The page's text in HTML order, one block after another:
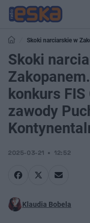
Skoki narciarskie w
nami zawody Pucharu
Skoki
konkurs
zawody
2025-03-21 12:52
Klaudia Bobela